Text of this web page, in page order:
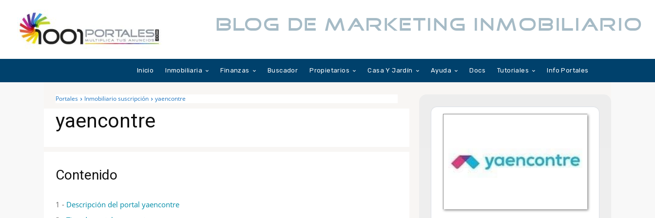
BLOG DE MARKETING INMOBILIARIO
Inicio Inmobiliaria Finanzas Buscador Propietarios Casa Y Jardín Ayuda Docs Tutoriales Info Portales
Portales Inmobiliario suscripción yaencontre
yaencontre
Contenido
1 - Descripción del portal yaencontre